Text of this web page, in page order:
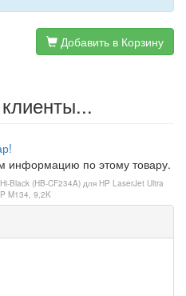
Добавить в Корзину
информацию по этому товару.
Black (HB-CF234A) для HP LaserJet Ultra
M134, 9,2K